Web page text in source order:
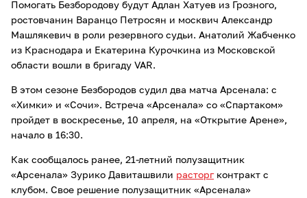
Помогать Безбородову будут Адлан Хатуев из Грозного,
ростовчанин Варанцо Петросян и москвич Александр
Машлякевич в роли резервного судьи. Анатолий Жабченко
из Краснодара и Екатерина Курочкина из Московской
области вошли в бригаду VAR.
В этом сезоне Безбородов судил два матча Арсенала: с
«Химки» и «Сочи». Встреча «Арсенала» со «Спартаком»
пройдет в воскресенье, 10 апреля, на «Открытие Арене»,
начало в 16:30.
Как сообщалось ранее, 21-летний полузащитник
«Арсенала» Зурико Давиташвили расторгконтракт с
клубом. Свое решение полузащитник «Арсенала»